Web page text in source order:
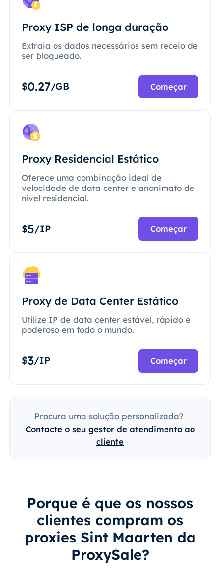
Proxy ISP de longa duração
Extraia os dados necessários sem receio de
ser bloqueado.
$0.27/GB Começar
Proxy Residencial Estático
Oferece uma combinação ideal de
velocidade de data center e anonimato de
nível residencial.
$5/IP Começar
Proxy de Data Center Estático
Utilize IP de data center estável, rápido e
poderoso em todo o mundo.
$3/IP Começar
Procura uma solução personalizada?
Contacte o seu gestor de atendimento ao
cliente
Porque é que os nossos
clientes compram os
proxies Sint Maarten da
ProxySale?